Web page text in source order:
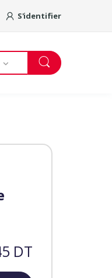
S'identifier
DT